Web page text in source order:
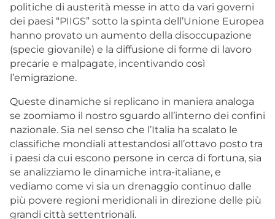
politiche di austerità messe in atto da vari governi
dei paesi “PIIGS” sotto la spinta dell’Unione Europea
hanno provato un aumento della disoccupazione
(specie giovanile) e la diffusione di forme di lavoro
precarie e malpagate, incentivando così
l’emigrazione.
Queste dinamiche si replicano in maniera analoga
se zoomiamo il nostro sguardo all’interno dei confini
nazionale. Sia nel senso che l’Italia ha scalato le
classifiche mondiali attestandosi all’ottavo posto tra
i paesi da cui escono persone in cerca di fortuna, sia
se analizziamo le dinamiche intra-italiane, e
vediamo come vi sia un drenaggio continuo dalle
più povere regioni meridionali in direzione delle più
grandi città settentrionali.